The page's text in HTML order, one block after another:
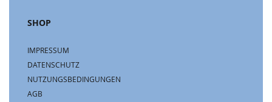
SHOP
IMPRESSUM
DATENSCHUTZ
NUTZUNGSBEDINGUNGEN
AGB